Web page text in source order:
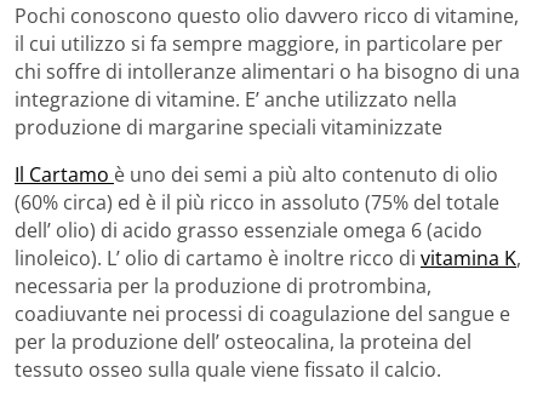
Pochi conoscono questo olio davvero ricco di vitamine,
il cui utilizzo si fa sempre maggiore, in particolare per
chi soffre di intolleranze alimentari o ha bisogno di una
integrazione di vitamine. E’ anche utilizzato nella
produzione di margarine speciali vitaminizzate
Il Cartamo è uno dei semi a più alto contenuto di olio
(60% circa) ed è il più ricco in assoluto (75% del totale
dell’ olio) di acido grasso essenziale omega 6 (acido
linoleico). L’ olio di cartamo è inoltre ricco di vitamina K,
necessaria per la produzione di protrombina,
coadiuvante nei processi di coagulazione del sangue e
per la produzione dell’ osteocalina, la proteina del
tessuto osseo sulla quale viene fissato il calcio.